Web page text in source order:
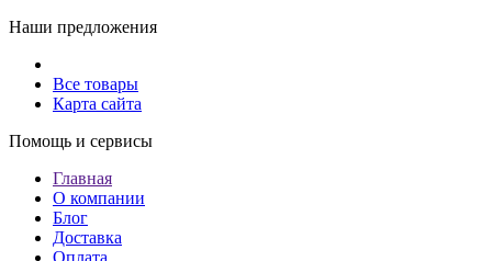
Наши предложения
Все товары
Карта сайта
Помощь и сервисы
Главная
О компании
Блог
Доставка
Оплата